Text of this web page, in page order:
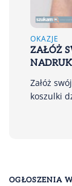
OKAZJE
ZAŁÓŻ
Załóż
koszulki
OGŁOSZENIA